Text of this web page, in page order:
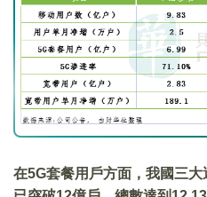
在5G套餐用戶方面，我國三大